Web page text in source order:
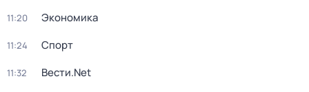
11:20 Экономика
11:24 Спорт
11:32 Вести.Net